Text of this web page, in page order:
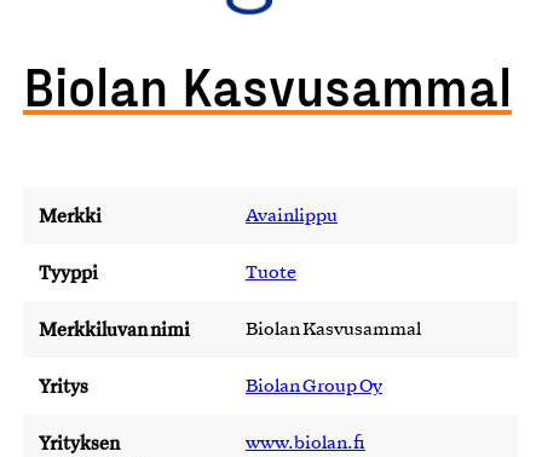
Biolan Kasvusammal
Merkki Avainlippu
Tyyppi Tuote
Merkkiluvan nimi Biolan Kasvusammal
Yritys Biolan Group Oy
Yrityksen
www.biolan.fi